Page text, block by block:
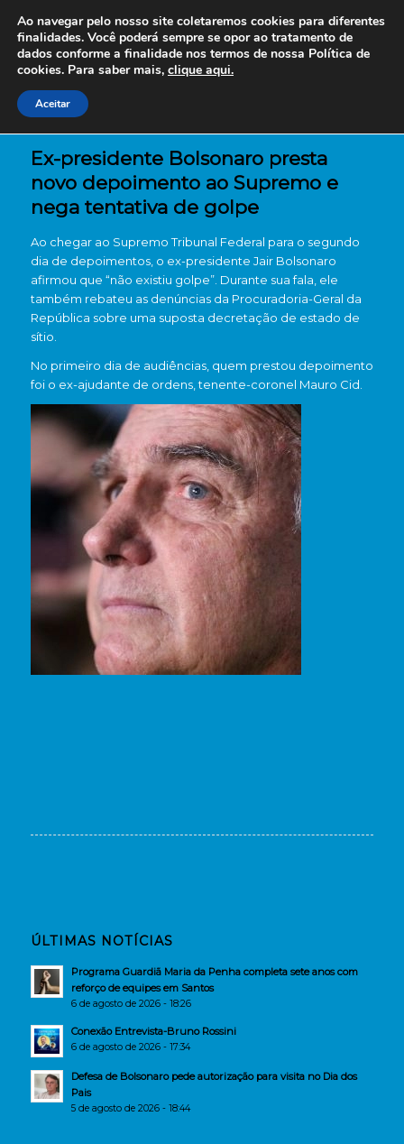
Ex-presidente Bolsonaro presta
novo depoimento ao Supremo e
nega tentativa de golpe
Ao chegar ao Supremo Tribunal Federal para o segundo
dia de depoimentos, o ex-presidente Jair Bolsonaro
afirmou que “não existiu golpe”. Durante sua fala, ele
também rebateu as denúncias da Procuradoria-Geral da
República sobre uma suposta decretação de estado de
sítio.
No primeiro dia de audiências, quem prestou depoimento
foi o ex-ajudante de ordens, tenente-coronel Mauro Cid.
ÚLTIMAS NOTÍCIAS
Programa Guardiã Maria da Penha completa sete anos com
reforço de equipes em Santos
6 de agosto de 2026 - 18:26
Conexão Entrevista-Bruno Rossini
6 de agosto de 2026 - 17:34
Defesa de Bolsonaro pede autorização para visita no Dia dos
Pais
5 de agosto de 2026 - 18:44
Ao navegar pelo nosso site coletaremos cookies para diferentes
finalidades. Você poderá sempre se opor ao tratamento de
dados conforme a finalidade nos termos de nossa Política de
cookies. Para saber mais, clique aqui.
Aceitar